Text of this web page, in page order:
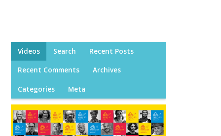
Videos Search Recent Posts
Recent Comments Archives
Categories Meta